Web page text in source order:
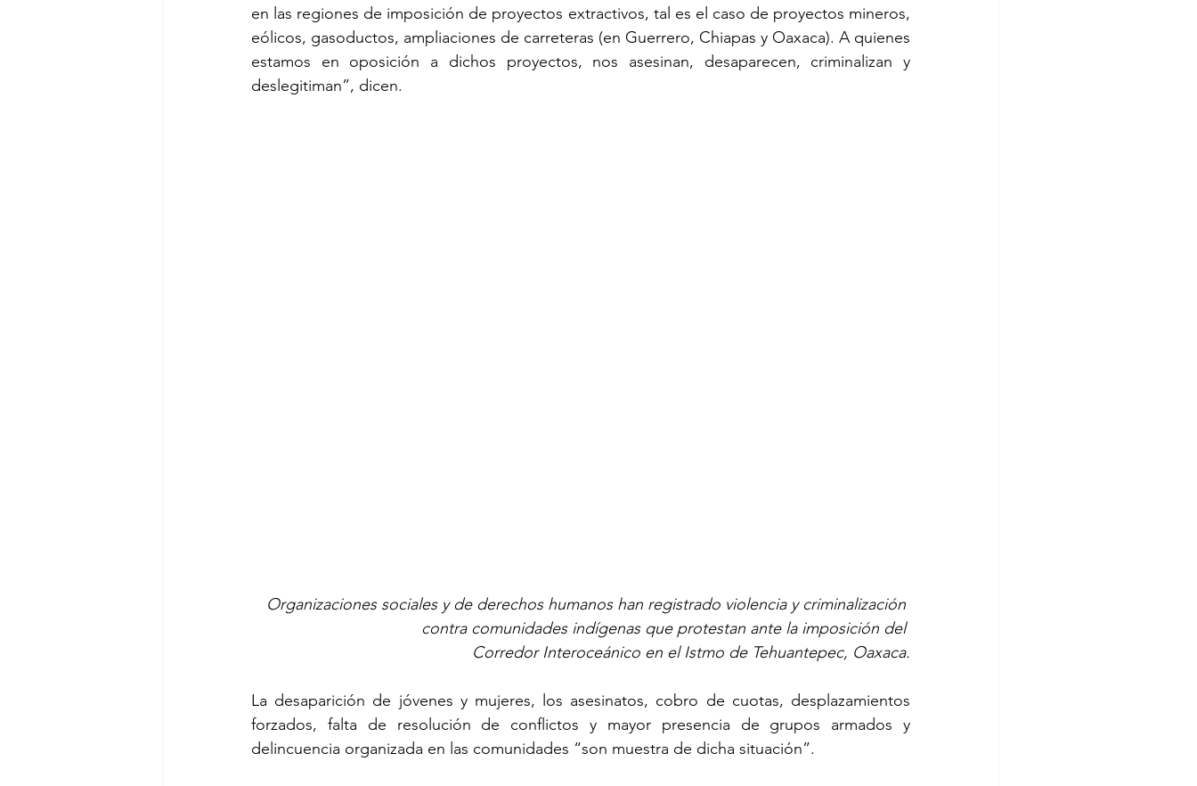
en las regiones de imposición de proyectos extractivos, tal es el caso de proyectos mineros,
eólicos, gasoductos, ampliaciones de carreteras (en Guerrero, Chiapas y Oaxaca). A quienes
estamos en oposición a dichos proyectos, nos asesinan, desaparecen, criminalizan y
deslegitiman”, dicen.
Organizaciones sociales y de derechos humanos han registrado violencia y criminalización
contra comunidades indígenas que protestan ante la imposición del
Corredor Interoceánico en el Istmo de Tehuantepec, Oaxaca.
La desaparición de jóvenes y mujeres, los asesinatos, cobro de cuotas, desplazamientos
forzados, falta de resolución de conflictos y mayor presencia de grupos armados y
delincuencia organizada en las comunidades “son muestra de dicha situación”.